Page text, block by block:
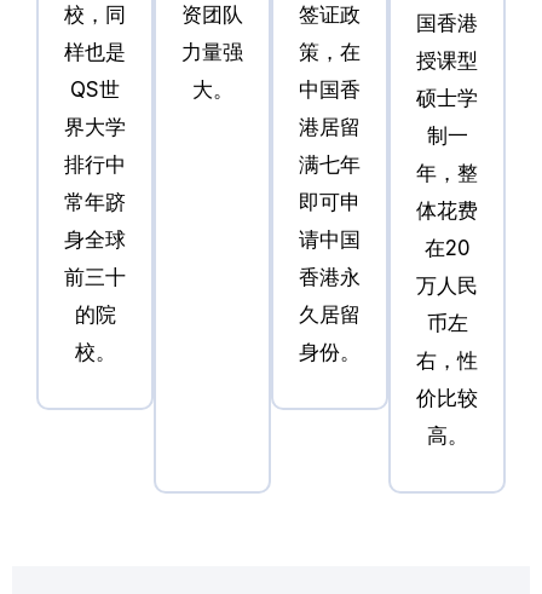
校，同
样也是
QS世
界大学
排行中
常年跻
身全球
前三十
的院
校。
资团队
力量强
大。
签证政
策，在
中国香
港居留
满七年
即可申
请中国
香港永
久居留
身份。
国香港
授课型
硕士学
制一
年，整
体花费
在20
万人民
币左
右，性
价比较
高。